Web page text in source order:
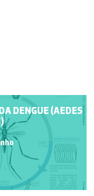
DENGUE (AEDES